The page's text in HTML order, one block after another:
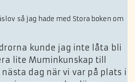
så jag hade med Stora boken om
kunde jag inte låta bli
lite Muminkunskap till
dag när vi var på plats i